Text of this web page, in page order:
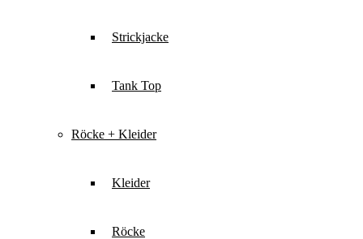
Strickjacke
Tank Top
Röcke + Kleider
Kleider
Röcke